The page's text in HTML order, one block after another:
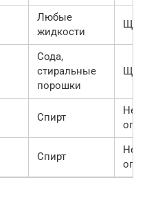
Любые
жидкости
Сода,
стиральные
порошки
Спирт
Нет
Спирт
Нет